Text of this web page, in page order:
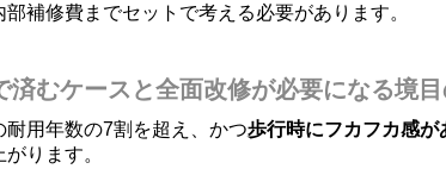
補修費までセットで考える必要があります。
済むケースと全面改修が必要になる境
耐用年数の7割を超え、かつ歩行時にフカフカ感
ります。